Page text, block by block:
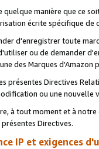
manière que ce
écrite spécifique de
d'enregistrer toute
ou de demander
des Marques
présentes Directives
ou une nouvelle
à tout moment et à
Directives.
IP et exigences